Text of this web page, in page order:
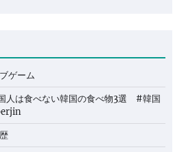
ゲーム
人は食べない韓国の食べ物3選 #韓国